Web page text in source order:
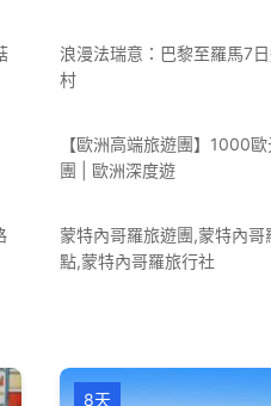
浪漫法瑞意：巴黎至羅馬7
村
【歐洲高端旅遊團】1000
團 | 歐洲深度遊
蒙特內哥羅旅遊團,蒙特內
點,蒙特內哥羅旅行社
8天